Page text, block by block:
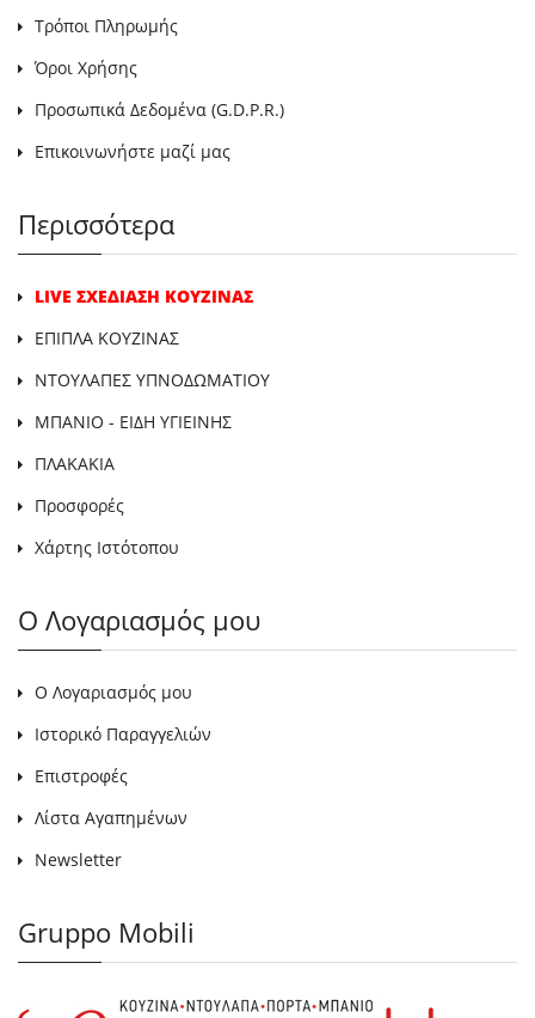
Τρόποι Πληρωμής
Όροι Χρήσης
Προσωπικά Δεδομένα (G.D.P.R.)
Επικοινωνήστε μαζί μας
Περισσότερα
LIVE ΣΧΕΔΙΑΣΗ ΚΟΥΖΙΝΑΣ
ΕΠΙΠΛΑ ΚΟΥΖΙΝΑΣ
ΝΤΟΥΛΑΠΕΣ ΥΠΝΟΔΩΜΑΤΙΟΥ
ΜΠΑΝΙΟ - ΕΙΔΗ ΥΓΙΕΙΝΗΣ
ΠΛΑΚΑΚΙΑ
Προσφορές
Χάρτης Ιστότοπου
Ο Λογαριασμός μου
Ο Λογαριασμός μου
Ιστορικό Παραγγελιών
Επιστροφές
Λίστα Αγαπημένων
Newsletter
Gruppo Mobili